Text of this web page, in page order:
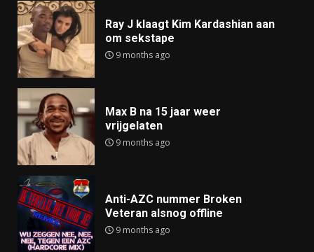
Ray J klaagt Kim Kardashian aan
om sekstape
9 months ago
Max B na 15 jaar weer
vrijgelaten
9 months ago
Anti-AZC nummer Broken
Veteran alsnog offline
9 months ago